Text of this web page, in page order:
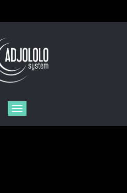
Toggle
navigation